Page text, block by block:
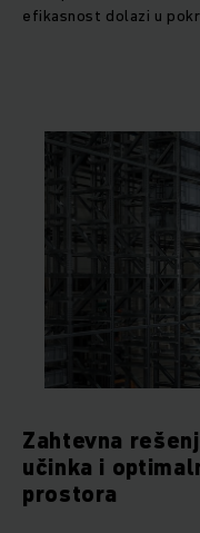
efikasnost dolazi u
Zahtevna
učinka i
prostora